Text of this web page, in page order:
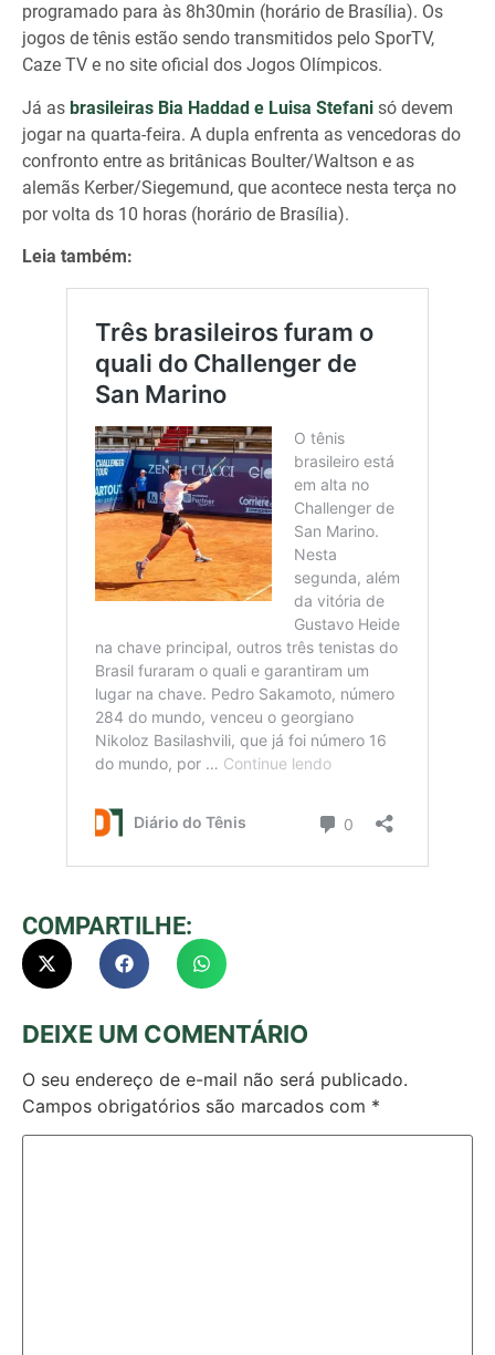
programado para às 8h30min (horário de Brasília). Os
jogos de tênis estão sendo transmitidos pelo SporTV,
Caze TV e no site oficial dos Jogos Olímpicos.
Já as brasileiras Bia Haddad e Luisa Stefani só devem
jogar na quarta-feira. A dupla enfrenta as vencedoras do
confronto entre as britânicas Boulter/Waltson e as
alemãs Kerber/Siegemund, que acontece nesta terça no
por volta ds 10 horas (horário de Brasília).
Leia também:
COMPARTILHE:
DEIXE UM COMENTÁRIO
O seu endereço de e-mail não será publicado.
Campos obrigatórios são marcados com *